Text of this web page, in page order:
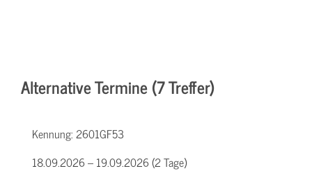
Alternative Termine (7 Treffer)
Kennung:2601GF53
18.09.2026 – 19.09.2026 (2 Tage)